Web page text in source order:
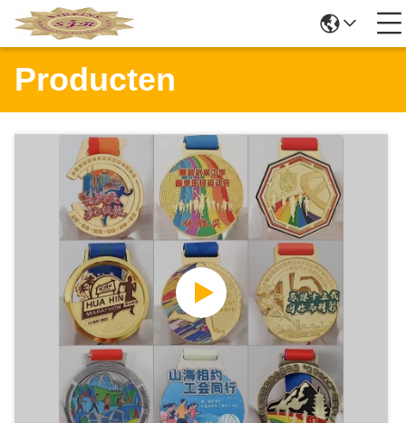
Producten